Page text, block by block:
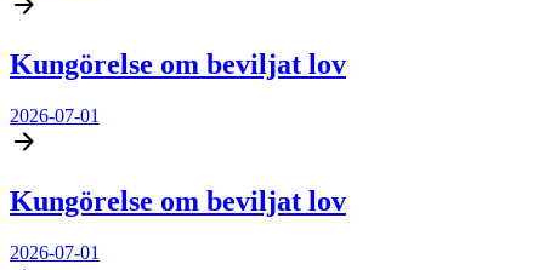
Kungörelse om beviljat lov
2026-07-01
Kungörelse om beviljat lov
2026-07-01